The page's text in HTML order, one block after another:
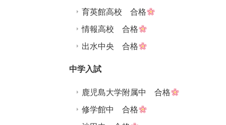
育英館高校 合格
情報高校 合格
出水中央 合格
中学入試
鹿児島大学附属中 合格
修学館中 合格